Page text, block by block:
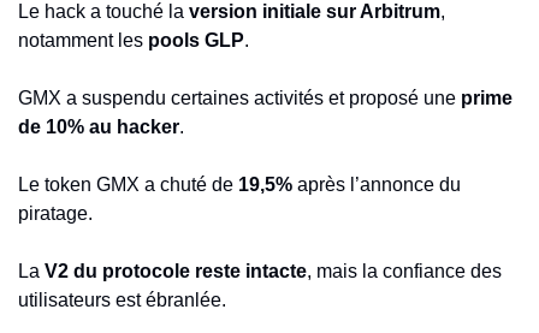
Le hack a touché la version initiale sur Arbitrum,
notamment les pools GLP.
GMX a suspendu certaines activités et proposé une prime
de 10% au hacker.
Le token GMX a chuté de 19,5% après l’annonce du
piratage.
La V2 du protocole reste intacte, mais la confiance des
utilisateurs est ébranlée.